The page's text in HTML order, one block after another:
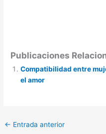
Publicaciones
Compatibilidad entre
el amor
← Entrada anterior